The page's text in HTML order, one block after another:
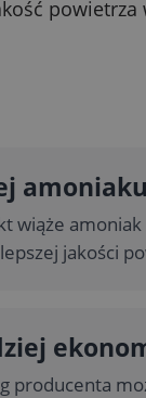
wiąże
jakości
producenta